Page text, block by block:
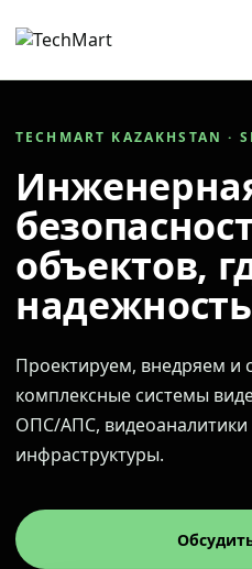
TECHMART KAZAKHSTAN ·
объектов,
Проектируем, внедряем и
комплексные системы
ОПС/АПС,
инфраструктуры.